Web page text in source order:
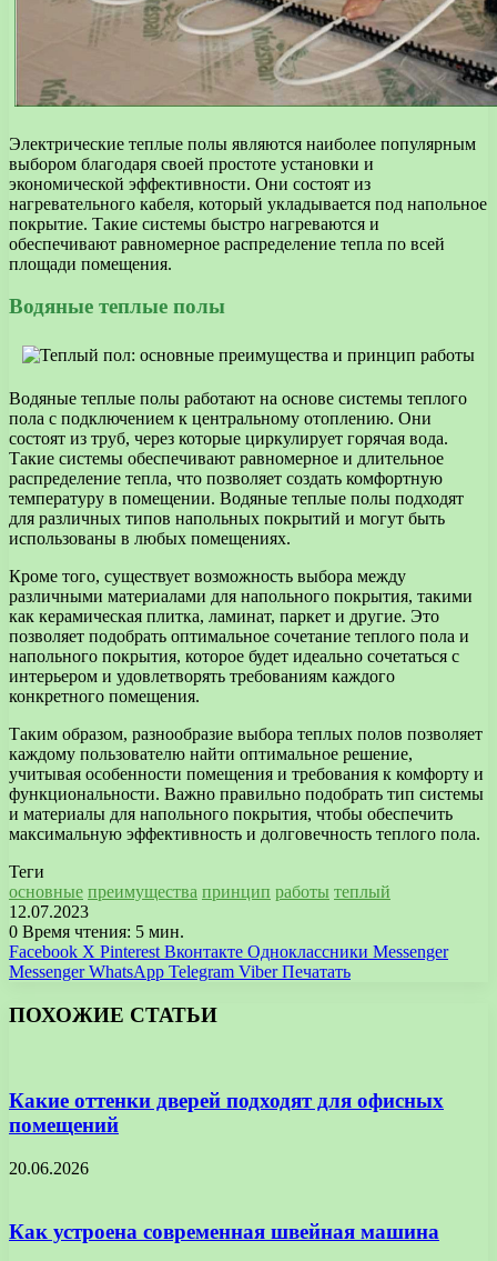
Электрические теплые полы являются наиболее популярным
выбором благодаря своей простоте установки и
экономической эффективности. Они состоят из
нагревательного кабеля, который укладывается под напольное
покрытие. Такие системы быстро нагреваются и
обеспечивают равномерное распределение тепла по всей
площади помещения.
Водяные теплые полы
Водяные теплые полы работают на основе системы теплого
пола с подключением к центральному отоплению. Они
состоят из труб, через которые циркулирует горячая вода.
Такие системы обеспечивают равномерное и длительное
распределение тепла, что позволяет создать комфортную
температуру в помещении. Водяные теплые полы подходят
для различных типов напольных покрытий и могут быть
использованы в любых помещениях.
Кроме того, существует возможность выбора между
различными материалами для напольного покрытия, такими
как керамическая плитка, ламинат, паркет и другие. Это
позволяет подобрать оптимальное сочетание теплого пола и
напольного покрытия, которое будет идеально сочетаться с
интерьером и удовлетворять требованиям каждого
конкретного помещения.
Таким образом, разнообразие выбора теплых полов позволяет
каждому пользователю найти оптимальное решение,
учитывая особенности помещения и требования к комфорту и
функциональности. Важно правильно подобрать тип системы
и материалы для напольного покрытия, чтобы обеспечить
максимальную эффективность и долговечность теплого пола.
Теги
основные преимущества принцип работы теплый
12.07.2023
0 Время чтения: 5 мин.
Facebook X Pinterest Вконтакте Одноклассники Messenger
Messenger WhatsApp Telegram Viber Печатать
ПОХОЖИЕ СТАТЬИ
Какие оттенки дверей подходят для офисных
помещений
20.06.2026
Как устроена современная швейная машина